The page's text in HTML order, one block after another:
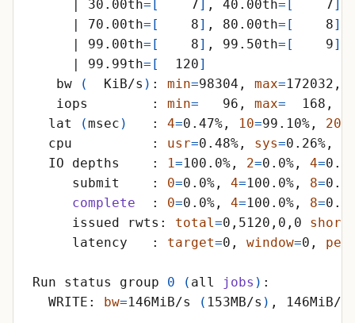
30.00th=
    7
, 40.00th=
    7
|
70.00th= [
    8
] , 80.00th= [
    8
]
|
99.00th= [
    8
] , 99.50th= [
    9
]
|
99.99th= [
  120
]
   bw
(
  KiB/s
) : min=98304, max=172032,
   iops        :
min=
   96,
max=
  168,
  lat
(msec )
   :
4=0.47%, 10=99.10%, 20
  cpu          :
usr=0.48%, sys=0.26%,
  IO depths    :
1=100.0%, 2=0.0%, 4=
     submit    :
0=0.0%, 4=100.0%, 8=
complete
  :
0=0.0%, 4=100.0%, 8=
     issued rwts:
total=0,5120,0,0 short
     latency   :
target=0, window=0,
Run status group 0 ( all jobs )
  WRITE:
bw=146MiB/s ( 153MB/s ) , 146MiB/